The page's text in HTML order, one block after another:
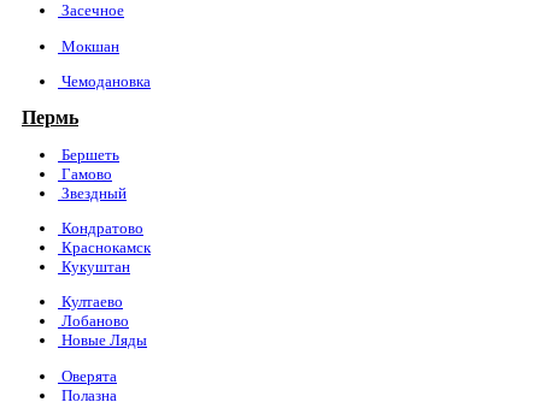
Засечное
Мокшан
Чемодановка
Пермь
Бершеть
Гамово
Звездный
Кондратово
Краснокамск
Кукуштан
Култаево
Лобаново
Новые Ляды
Оверята
Полазна